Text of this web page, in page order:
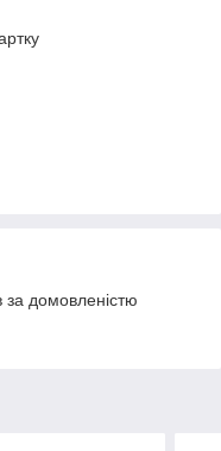
домовленістю